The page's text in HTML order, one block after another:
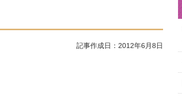
記事作成日：2012年6月8日